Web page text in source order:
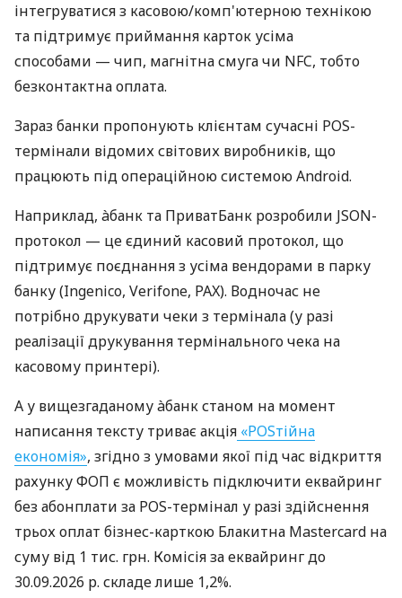
інтегруватися з касовою/комп'ютерною технікою
та підтримує приймання карток усіма
способами — чип, магнітна смуга чи NFC, тобто
безконтактна оплата.
Зараз банки пропонують клієнтам сучасні POS-
термінали відомих світових виробників, що
працюють під операційною системою Android.
Наприклад, àбанк та ПриватБанк розробили JSON-
протокол — це єдиний касовий протокол, що
підтримує поєднання з усіма вендорами в парку
банку (Ingenico, Verifone, PAX). Водночас не
потрібно друкувати чеки з термінала (у разі
реалізації друкування термінального чека на
касовому принтері).
А у вищезгаданому àбанк станом на момент
написання тексту триває акція «POSтійна
економія», згідно з умовами якої під час відкриття
рахунку ФОП є можливість підключити еквайринг
без абонплати за POS-термінал у разі здійснення
трьох оплат бізнес-карткою Блакитна Mastercard на
суму від 1 тис. грн. Комісія за еквайринг до
30.09.2026 р. складе лише 1,2%.